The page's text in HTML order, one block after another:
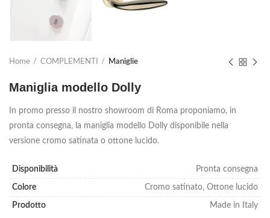
Home COMPLEMENTI Maniglie
Maniglia modello Dolly
In promo presso il nostro showroom di Roma proponiamo, in
pronta consegna, la maniglia modello Dolly disponibile nella
versione cromo satinata o ottone lucido.
Disponibilità Pronta consegna
Colore Cromo satinato, Ottone lucido
Prodotto Made in Italy